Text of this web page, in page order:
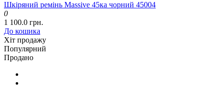
Шкіряний ремінь Massive 45ка чорний 45004
0
1 100.0 грн.
До кошика
Хіт продажу
Популярний
Продано